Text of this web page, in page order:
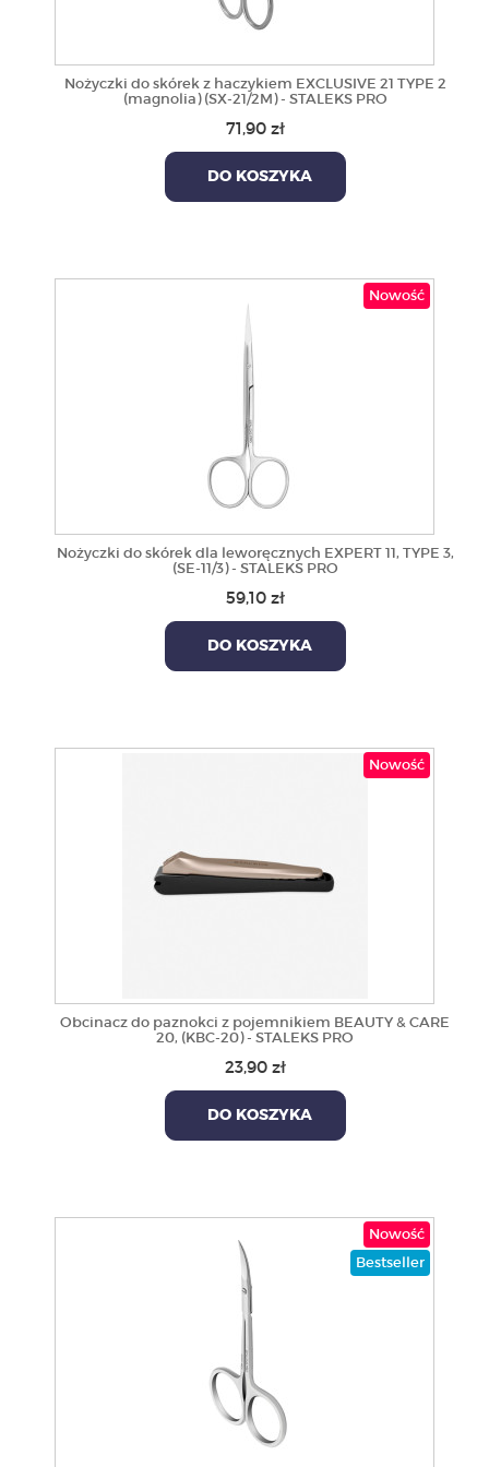
Nożyczki do skórek z haczykiem EXCLUSIVE 21 TYPE 2
(magnolia) (SX-21/2M) - STALEKS PRO
71,90 zł
DO KOSZYKA
Nowość
Nożyczki do skórek dla leworęcznych EXPERT 11, TYPE 3,
(SE-11/3) - STALEKS PRO
59,10 zł
DO KOSZYKA
Nowość
Obcinacz do paznokci z pojemnikiem BEAUTY & CARE
20, (KBC-20) - STALEKS PRO
23,90 zł
DO KOSZYKA
Nowość
Bestseller